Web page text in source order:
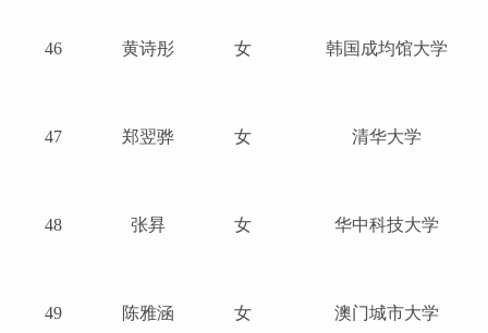
46 黄诗彤 女 韩国成均馆大学
47 郑翌骅 女 清华大学
48 张昪 女 华中科技大学
49 陈雅涵 女 澳门城市大学